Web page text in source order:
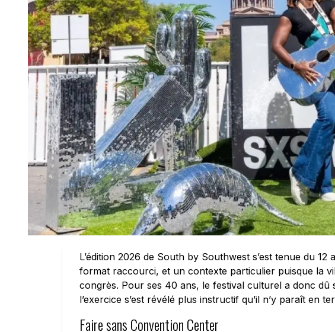
L’édition 2026 de South by Southwest s’est tenue du
format raccourci, et un contexte particulier puisque la
congrès. Pour ses 40 ans, le festival culturel a donc
l’exercice s’est révélé plus instructif qu’il n’y paraît en
Faire sans Convention Center